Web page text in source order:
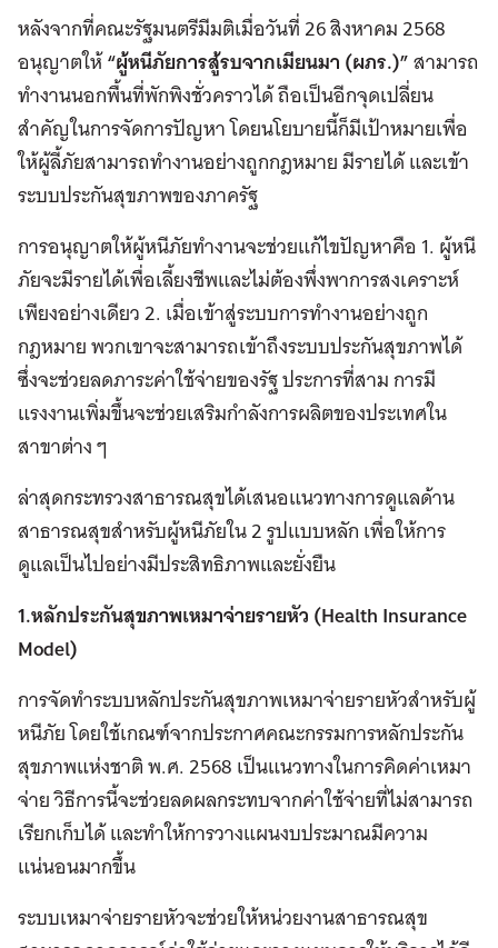
หลังจากที่คณะรัฐมนตรีมีมติเมื่อวันที่ 26 สิงหาคม 2568
อนุญาตให้“ผู้หนีภัยการสู้รบจากเมียนมา (ผภร.)”สามารถ
ทำงานนอกพื้นที่พักพิงชั่วคราวได้ ถือเป็นอีกจุดเปลี่ยน
สำคัญในการจัดการปัญหา โดยนโยบายนี้ก็มีเป้าหมายเพื่อ
ให้ผู้ลี้ภัยสามารถทำงานอย่างถูกกฎหมาย มีรายได้ และเข้า
ระบบประกันสุขภาพของภาครัฐ
การอนุญาตให้ผู้หนีภัยทำงานจะช่วยแก้ไขปัญหาคือ 1. ผู้หนี
ภัยจะมีรายได้เพื่อเลี้ยงชีพและไม่ต้องพึ่งพาการสงเคราะห์
เพียงอย่างเดียว 2. เมื่อเข้าสู่ระบบการทำงานอย่างถูก
กฎหมาย พวกเขาจะสามารถเข้าถึงระบบประกันสุขภาพได้
ซึ่งจะช่วยลดภาระค่าใช้จ่ายของรัฐ ประการที่สาม การมี
แรงงานเพิ่มขึ้นจะช่วยเสริมกำลังการผลิตของประเทศใน
สาขาต่าง ๆ
ล่าสุดกระทรวงสาธารณสุขได้เสนอแนวทางการดูแลด้าน
สาธารณสุขสำหรับผู้หนีภัยใน 2 รูปแบบหลัก เพื่อให้การ
ดูแลเป็นไปอย่างมีประสิทธิภาพและยั่งยืน
1.หลักประกันสุขภาพเหมาจ่ายรายหัว (Health Insurance
Model)
การจัดทำระบบหลักประกันสุขภาพเหมาจ่ายรายหัวสำหรับผู้
หนีภัย โดยใช้เกณฑ์จากประกาศคณะกรรมการหลักประกัน
สุขภาพแห่งชาติ พ.ศ. 2568 เป็นแนวทางในการคิดค่าเหมา
จ่าย วิธีการนี้จะช่วยลดผลกระทบจากค่าใช้จ่ายที่ไม่สามารถ
เรียกเก็บได้ และทำให้การวางแผนงบประมาณมีความ
แน่นอนมากขึ้น
ระบบเหมาจ่ายรายหัวจะช่วยให้หน่วยงานสาธารณสุข